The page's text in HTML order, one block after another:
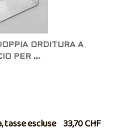
ORDITURA A
PER ...
tasse escluse 33,70 CHF